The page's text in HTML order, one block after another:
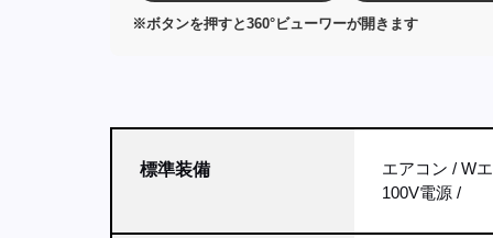
※ボタンを押すと360°ビューワーが開きます
標準装備 エアコン
W
100V電源